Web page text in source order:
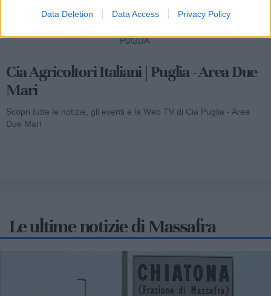
Data Deletion Data Access Privacy Policy
Cia Agricoltori Italiani | Puglia - Area Due
Mari
Scopri tutte le notizie, gli eventi e la Web TV di Cia Puglia - Area
Due Mari
Le ultime notizie di Massafra